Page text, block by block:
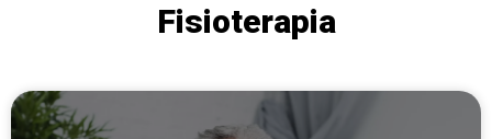
Fisioterapia